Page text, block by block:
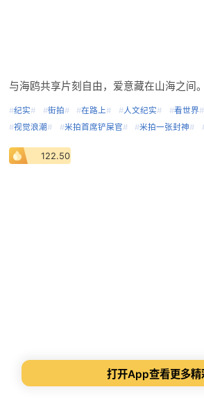
与海鸥共享片刻自由，爱意藏在山海之间。
#纪实# #街拍# #在路上# #人文纪实# #看世界#
#视觉浪潮# #米拍首席铲屎官# #米拍一张封神#
122.50
打开App查看更多精